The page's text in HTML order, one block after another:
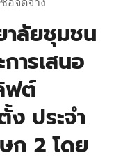
าลัยชุมชน
ารเสนอ
ฟต์
ประจำ
ก 2 โดย